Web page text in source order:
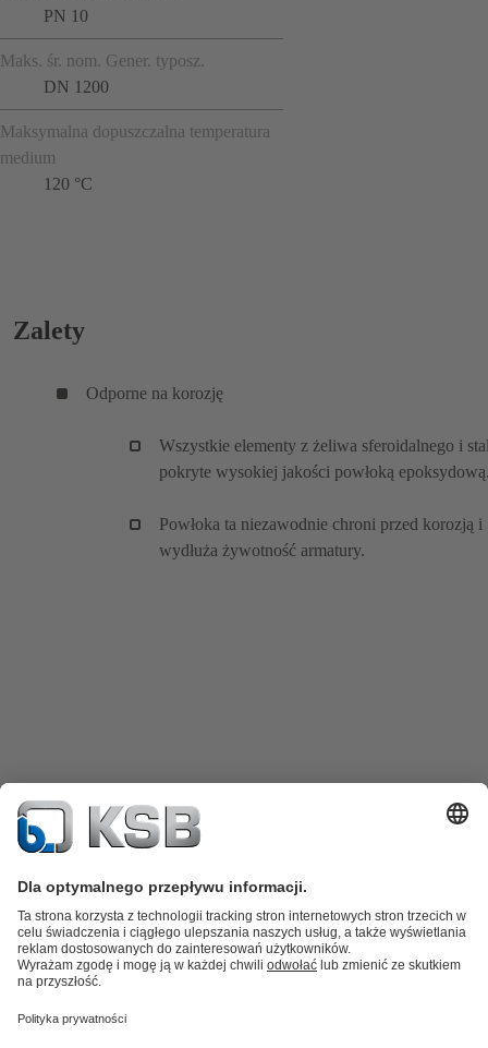
PN 10
Maks. śr. nom. Gener. typosz.
DN 1200
Maksymalna dopuszczalna temperatura
medium
120 °C
Zalety
Odporne na korozję
Wszystkie elementy z żeliwa sferoidalnego i
pokryte wysokiej jakości powłoką
Powłoka ta niezawodnie chroni przed korozją i
wydłuża żywotność armatury.
Katalog produktów